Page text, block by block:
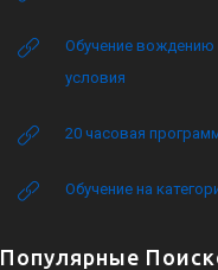
Обучение вождению
условия
20 часовая
Обучение на
Популярные